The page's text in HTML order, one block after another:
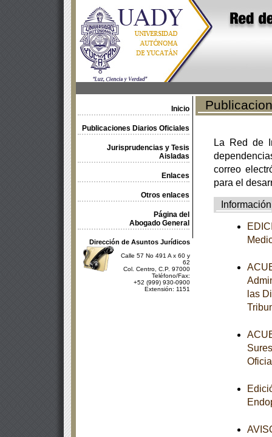
Inicio
Publicaciones Diarios Oficiales
Jurisprudencias y Tesis
Aisladas
Enlaces
Otros enlaces
Página del
Abogado General
Dirección de Asuntos Jurídicos
Calle 57 No 491 A x 60 y
62
Col. Centro, C.P. 97000
Teléfono/Fax:
+52 (999) 930-0900
Extensión: 1151
La Red de
correo
para el
Información
las